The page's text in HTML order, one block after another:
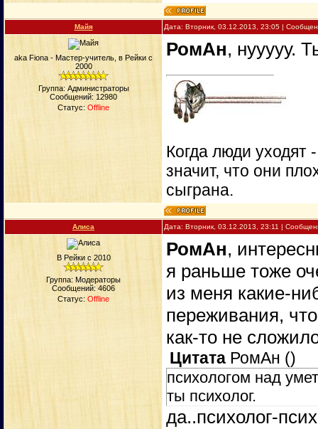
Майя Дата: Вторник, 03.12.2013, 23:05 |
aka Fiona - Мастер-учитель, в Рейки с
2000
Группа: Администраторы
Сообщений: 12980
Статус: Offline
РомАн, нууууу.
Когда люди уходят
значит, что они
сыграна.
Алиса Дата: Вторник, 03.12.2013, 23:11 |
В Рейки с 2010
Группа: Модераторы
Сообщений: 4606
Статус: Offline
РомАн,
я раньше тоже
из меня какие-
переживания,
как-то не
Цитата РомАн ()
психологом над
ты психолог.
да..психолог-